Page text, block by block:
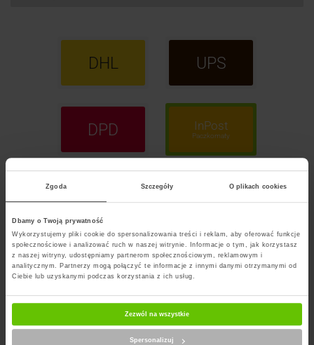
Zgoda Szczegóły O plikach cookies
Dbamy o Twoją prywatność
Wykorzystujemy pliki cookie do spersonalizowania treści i reklam, aby oferować funkcje
społecznościowe i analizować ruch w naszej witrynie. Informacje o tym, jak korzystasz
z naszej witryny, udostępniamy partnerom społecznościowym, reklamowym i
analitycznym. Partnerzy mogą połączyć te informacje z innymi danymi otrzymanymi od
Ciebie lub uzyskanymi podczas korzystania z ich usług.
Zezwól na wszystkie
Spersonalizuj
DHL UPS
DPD InPost
Paczkomaty
Kurier
ORLEN
Paczka
GLS FedEx
POCZTA